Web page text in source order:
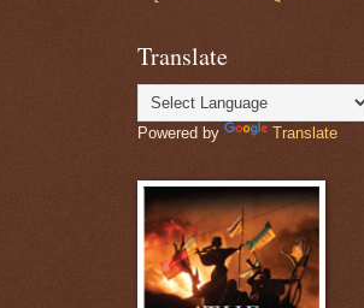
Translate
Powered by Translate